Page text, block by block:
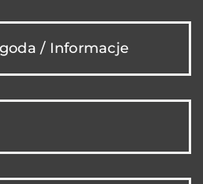
/ Informacje